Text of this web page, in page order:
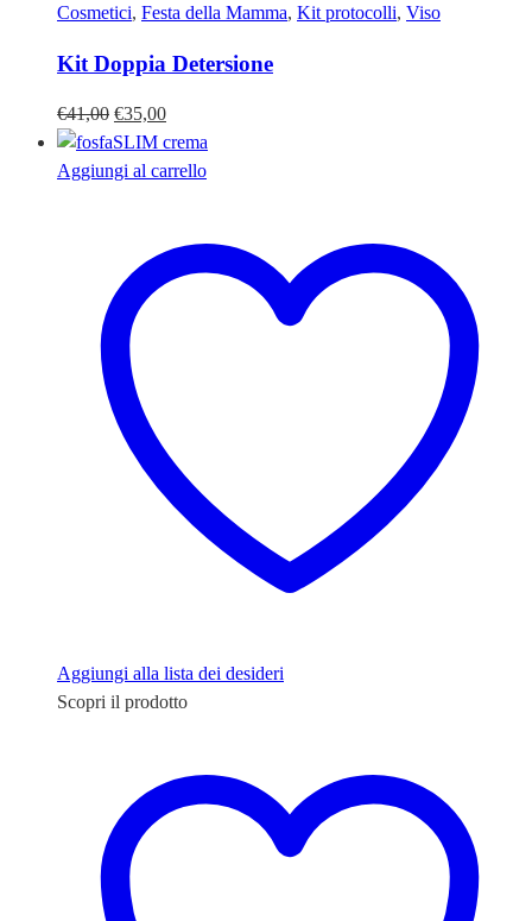
Cosmetici, Festa della Mamma, Kit protocolli, Viso
Kit Doppia Detersione
€41,00 Il
prezzo
originale
€35,00Il
prezzo
attuale
Aggiungi al carrello
Aggiungi alla lista dei desideri
Scopri il prodotto